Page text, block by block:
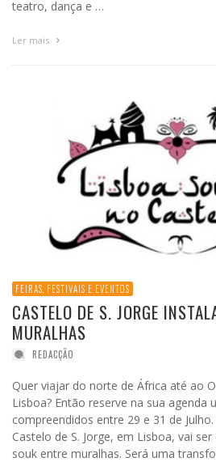
teatro, dança e …
Ler mais
FEIRAS, FESTIVAIS E EVENTOS
CASTELO DE S. JORGE
MURALHAS
REDACÇÃO
Quer viajar do norte de África até ao
Lisboa? Então reserve na sua agenda
compreendidos entre 29 e 31 de
Castelo de S. Jorge, em Lisboa, vai
souk entre muralhas. Será uma